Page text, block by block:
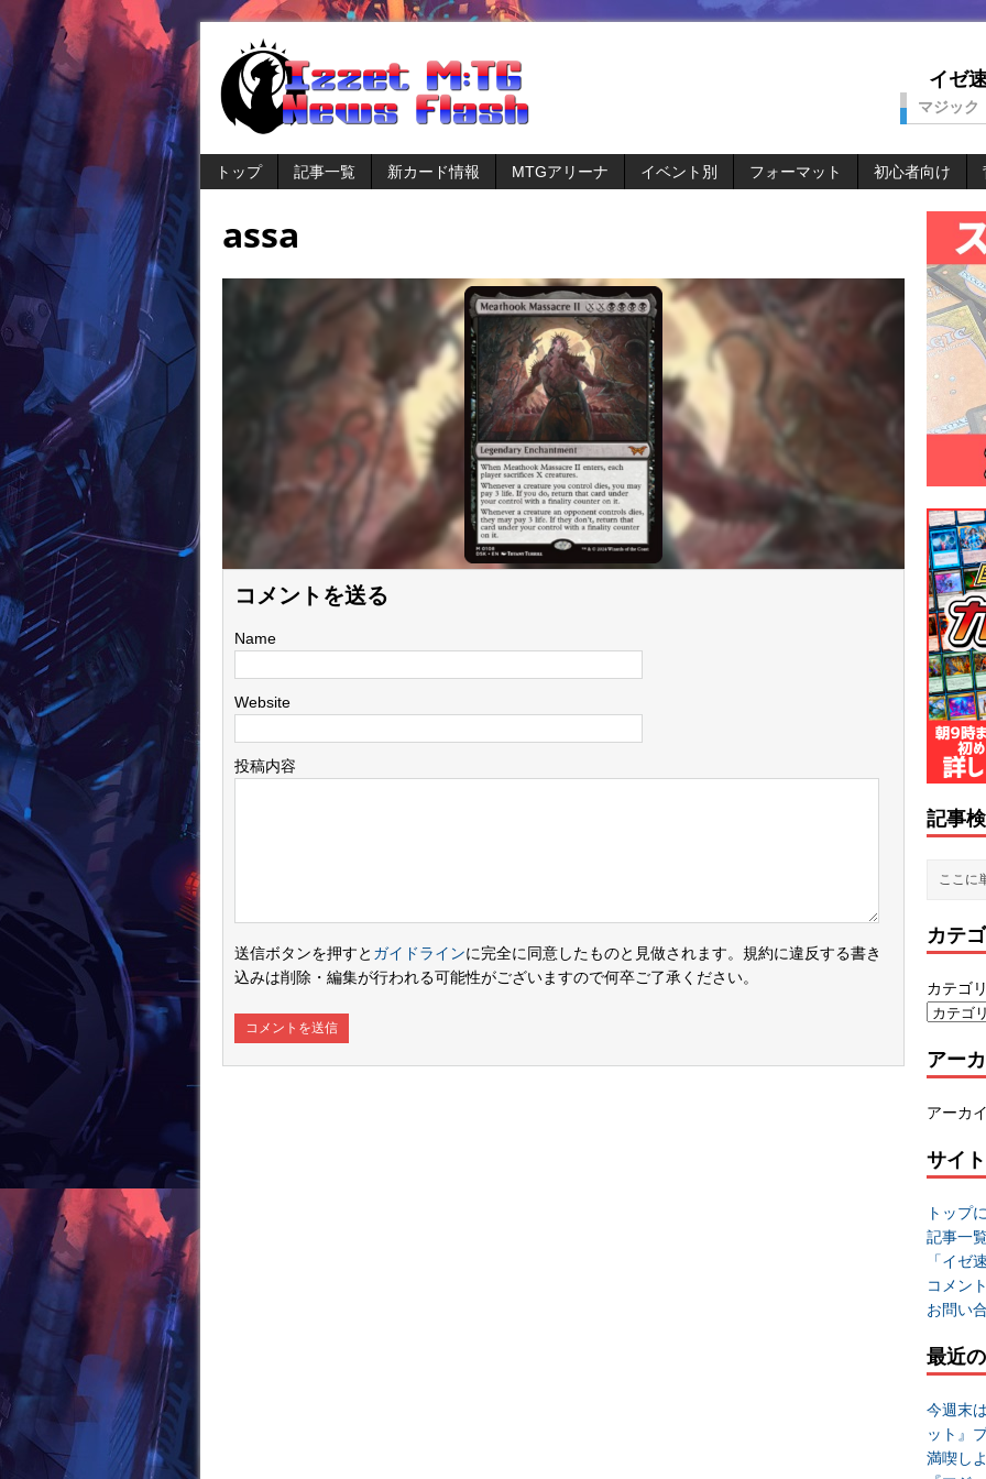
イゼ
マジック
トップ 記事一覧 新カード情報 MTGアリーナ イベント別 フォーマット 初心者向け
assa
コメントを送る
Name
Website
投稿内容
送信ボタンを押すと ガイドラインに完全に同意したものと見做されます。規約に違反する書き
込みは削除・編集が行われる可能性がございますので何卒ご了承ください。
記事
カテ
カテゴ
アー
アーカ
サイ
トップ
記事一
「イゼ
コメン
お問い
最近
今週末
ット』
満喫し